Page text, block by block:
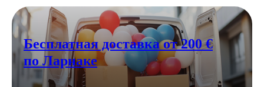
Бесплатная доставка от 200 €
по Ларнаке